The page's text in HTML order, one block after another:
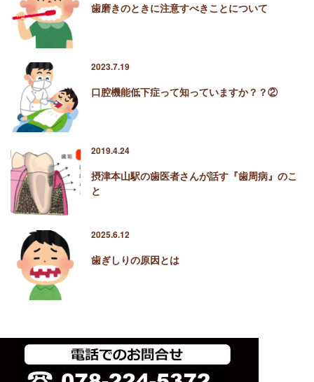
歯磨きのときに注意すべきことについて
2023.7.19
口腔機能低下症って知っていますか？？②
2019.4.24
摂津本山駅の歯医者さんが話す『歯周病』のこ
と
2025.6.12
歯ぎしりの原因とは